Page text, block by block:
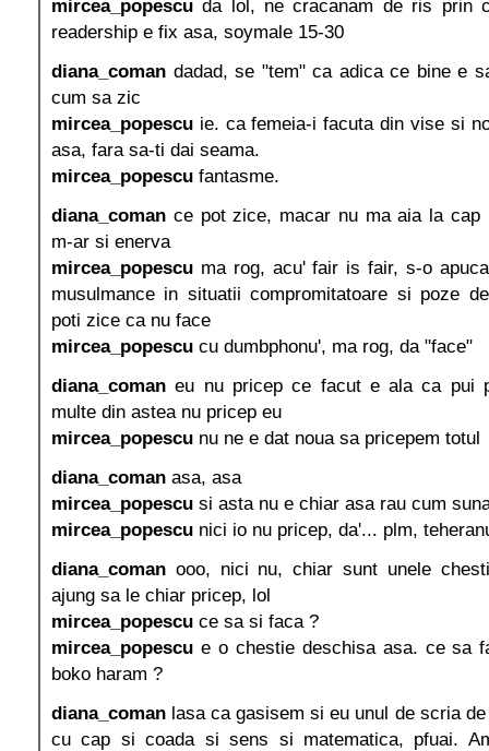
mircea_popescu da lol, ne cracanam de ris prin
readership e fix asa, soymale 15-30
diana_coman dadad, se "tem" ca adica ce bine e
cum sa zic
mircea_popescu ie. ca femeia-i facuta din vise si
asa, fara sa-ti dai seama.
mircea_popescu fantasme.
diana_coman ce pot zice, macar nu ma aia la cap
m-ar si enerva
mircea_popescu ma rog, acu' fair is fair, s-o
musulmance in situatii compromitatoare si poze
poti zice ca nu face
mircea_popescu cu dumbphonu', ma rog, da "face"
diana_coman eu nu pricep ce facut e ala ca pui
multe din astea nu pricep eu
mircea_popescu nu ne e dat noua sa pricepem totul
diana_coman asa, asa
mircea_popescu si asta nu e chiar asa rau cum
mircea_popescu nici io nu pricep, da'... plm,
diana_coman ooo, nici nu, chiar sunt unele
ajung sa le chiar pricep, lol
mircea_popescu ce sa si faca ?
mircea_popescu e o chestie deschisa asa. ce sa
boko haram ?
diana_coman lasa ca gasisem si eu unul de scria
cu cap si coada si sens si matematica, pfuai.